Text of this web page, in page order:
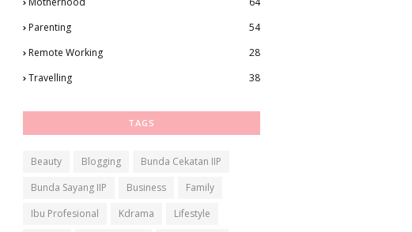
Parenting
54
Remote Working
28
Travelling
38
TAGS
Beauty Blogging
Bunda Cekatan IIP
Bunda Sayang IIP
Business
Family
Ibu Profesional
Kdrama
Lifestyle